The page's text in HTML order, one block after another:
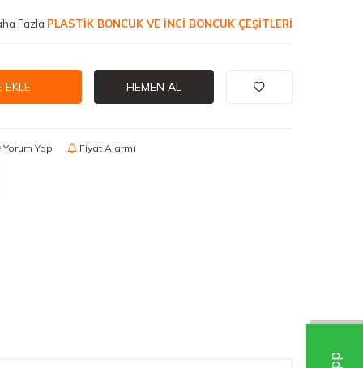
Fazla PLASTİK BONCUK VE İNCİ BONCUK ÇEŞİTLERİ
EKLE HEMEN AL
Yorum Yap Fiyat Alarmı